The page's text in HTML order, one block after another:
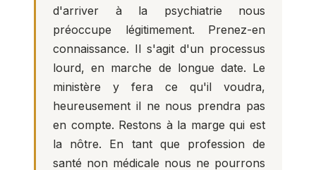
d'arriver à la psychiatrie nous
préoccupe légitimement. Prenez-en
connaissance. Il s'agit d'un processus
lourd, en marche de longue date. Le
ministère y fera ce qu'il voudra,
heureusement il ne nous prendra pas
en compte. Restons à la marge qui est
la nôtre. En tant que profession de
santé non médicale nous ne pourrons